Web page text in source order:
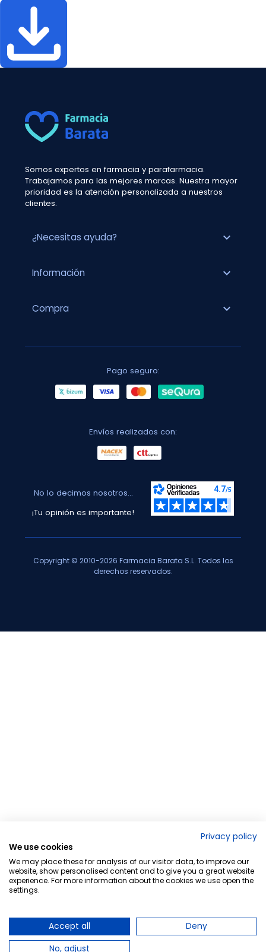
Somos expertos en farmacia y parafarmacia.
Trabajamos para las mejores marcas. Nuestra mayor
prioridad es la atención personalizada a nuestros
clientes.
¿Necesitas ayuda? expand_more
Información expand_more
Compra expand_more
Pago seguro:
Envíos realizados con:
No lo decimos nosotros...
¡Tu opinión es importante!
Copyright © 2010-2026 Farmacia Barata S.L. Todos los
derechos reservados.
Privacy policy
We use cookies
We may place these for analysis of our visitor data, to improve our
website, show personalised content and to give you a great website
experience. For more information about the cookies we use open the
settings.
Accept all
Deny
No, adjust